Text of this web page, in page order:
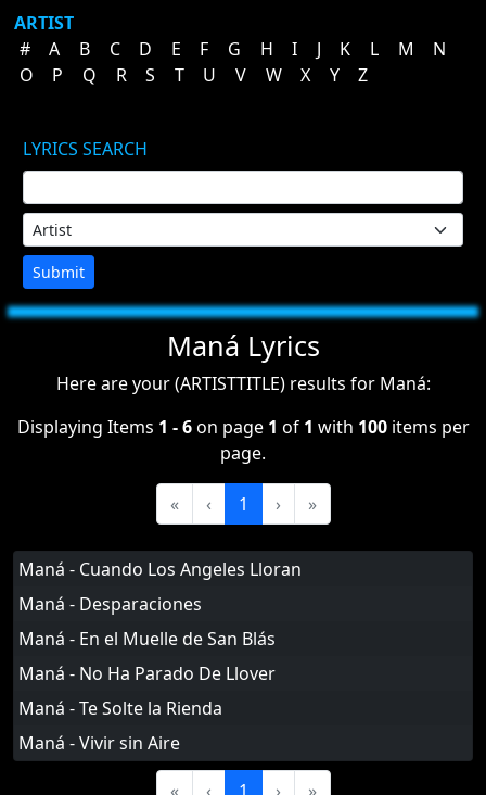
ARTIST
#
A B C D E F G H I J K L M
N
O
P Q R S T U V W X Y Z
LYRICS SEARCH
Submit
Maná Lyrics
Here are your (ARTISTTITLE) results for Maná:
Displaying Items 1 - 6on page 1 of 1 with 100items per
page.
« ‹ 1 › »
Maná - Cuando Los Angeles Lloran
Maná - Desparaciones
Maná - En el Muelle de San Blás
Maná - No Ha Parado De Llover
Maná - Te Solte la Rienda
Maná - Vivir sin Aire